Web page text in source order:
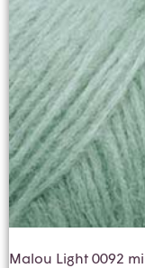
Malou Light 0092